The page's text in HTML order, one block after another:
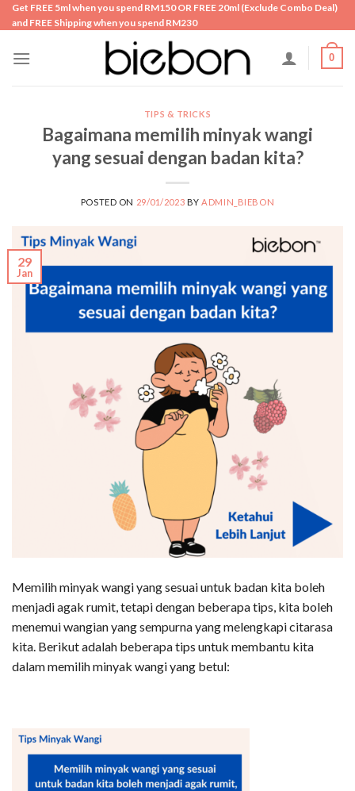
Skip
to
Get FREE 5ml when you spend RM150 OR FREE 20ml (Exclude Combo Deal)
and FREE Shipping when you spend RM230
0
TIPS & TRICKS
Bagaimana memilih minyak wangi
yang sesuai dengan badan kita?
POSTED ON 29/01/2023 BY ADMIN_BIEBON
29
Jan
Memilih minyak wangi yang sesuai untuk badan kita boleh
menjadi agak rumit, tetapi dengan beberapa tips, kita boleh
menemui wangian yang sempurna yang melengkapi citarasa
kita. Berikut adalah beberapa tips untuk membantu kita
dalam memilih minyak wangi yang betul: